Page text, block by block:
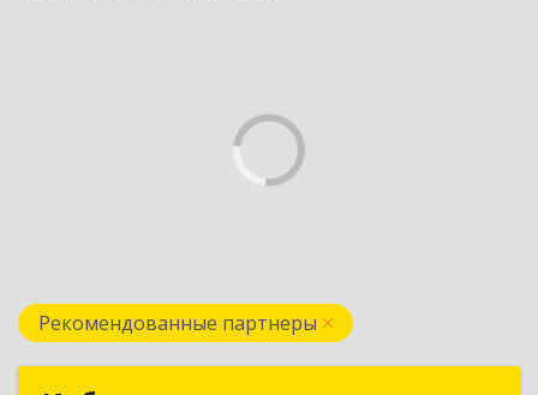
Рекомендованные партнеры